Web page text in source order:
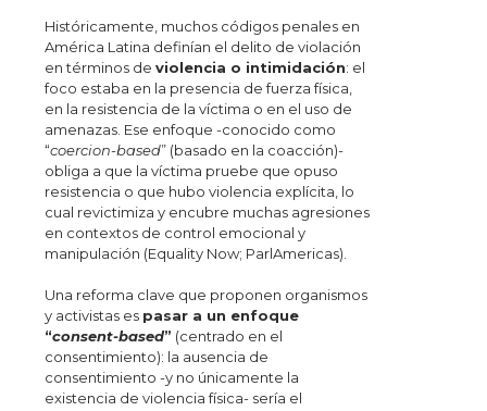
Históricamente, muchos códigos penales en
América Latina definían el delito de violación
en términos de violencia o intimidación: el
foco estaba en la presencia de fuerza física,
en la resistencia de la víctima o en el uso de
amenazas. Ese enfoque -conocido como
“coercion-based” (basado en la coacción)-
obliga a que la víctima pruebe que opuso
resistencia o que hubo violencia explícita, lo
cual revictimiza y encubre muchas agresiones
en contextos de control emocional y
manipulación (Equality Now; ParlAmericas).
Una reforma clave que proponen organismos
y activistas es pasar a un enfoque
“consent-based” (centrado en el
consentimiento): la ausencia de
consentimiento -y no únicamente la
existencia de violencia física- sería el